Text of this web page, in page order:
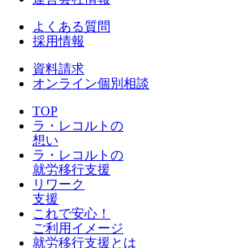
よくある質問
採用情報
資料請求
オンライン個別相談
TOP
ラ・レコルトの
想い
ラ・レコルトの
就労移行支援
リワーク
支援
これで安心！
ご利用イメージ
就労移行支援とは